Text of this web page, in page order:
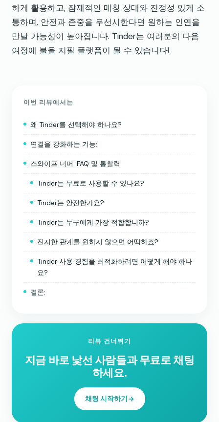
하게 활용하고, 잠재적인 매칭 상대와 진정성 있게 소
통하며, 안전과 존중을 우선시한다면 원하는 인연을
만날 가능성이 높아집니다. Tinder는 여러분의 다음
여정에 불을 지필 플랫폼이 될 수 있습니다!
이번 리뷰에서는
왜 Tinder를 선택해야 하나요?
연결을 강화하는 기능:
스와이프 너머: FAQ 및 통찰력
Tinder는 무료로 사용할 수 있나요?
Tinder는 안전한가요?
Tinder는 누구에게 가장 적합합니까?
진지한 관계를 원하지 않으면 어떡하죠?
Tinder 사용 경험을 최적화하려면 어떻게 해야 하나
요?
결론:
리뷰 건너뛰기
지금 바로 낯선 사람들과 무료로 채팅
하세요.
채팅 시작하기